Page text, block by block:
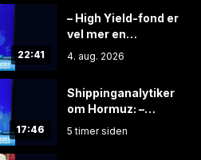
22:41
– High Yield-fond er
vel mer en
sikkerhetsstropp
enn et
4. aug. 2026
17:46
Shippinganalytiker
om Hormuz: –
Mange skip driftes
5 timer siden